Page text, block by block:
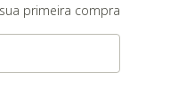
primeira compra